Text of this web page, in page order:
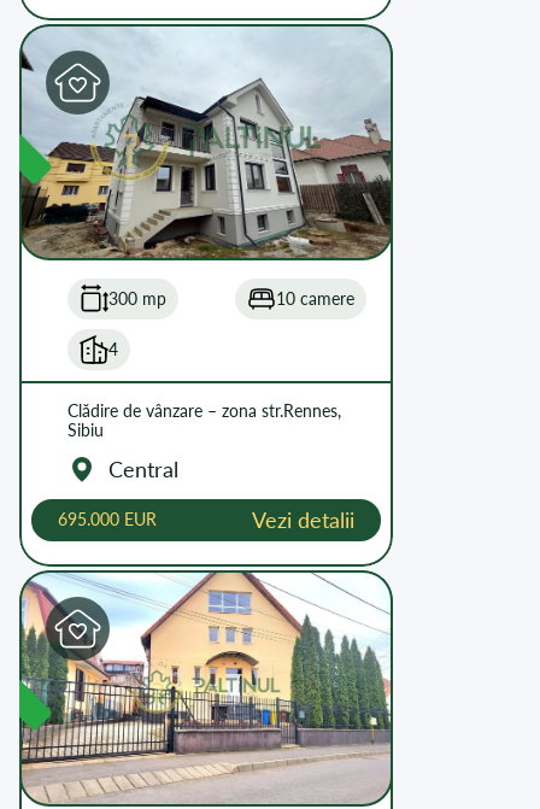
300 mp 10 camere
4
Clădire de vânzare – zona str.Rennes,
Sibiu
Central
695.000 EUR Vezi detalii